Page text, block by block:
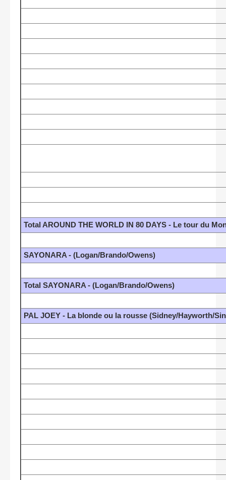
Total AROUND THE WORLD IN 80 DAYS - Le tour du
SAYONARA - (Logan/Brando/Owens)
Total SAYONARA - (Logan/Brando/Owens)
PAL JOEY - La blonde ou la rousse (Sidney/Hayworth/